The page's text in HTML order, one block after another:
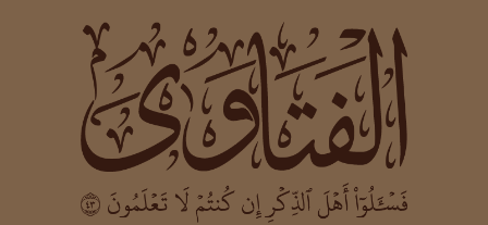
العالم
بن باز
بن العثيمين
طريقة البحث
ذكي